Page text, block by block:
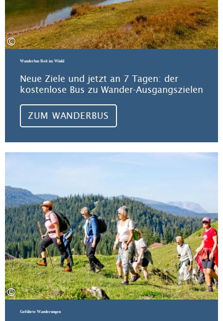
©
Wanderbus Reit im Winkl
Neue Ziele und jetzt an 7 Tagen: der
kostenlose Bus zu Wander-Ausgangszielen
ZUM WANDERBUS
©
Geführte Wanderungen